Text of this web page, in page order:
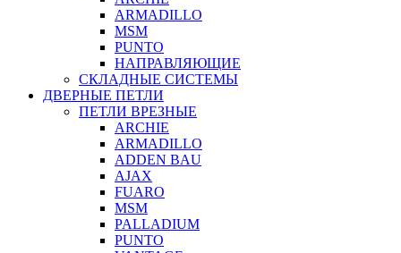
ARMADILLO
MSM
PUNTO
НАПРАВЛЯЮЩИЕ
СКЛАДНЫЕ СИСТЕМЫ
ДВЕРНЫЕ ПЕТЛИ
ПЕТЛИ ВРЕЗНЫЕ
ARCHIE
ARMADILLO
ADDEN BAU
AJAX
FUARO
MSM
PALLADIUM
PUNTO